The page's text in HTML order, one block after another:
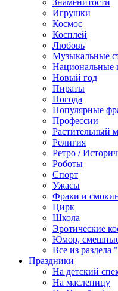
Знаменитости
Игрушки
Космос
Косплей
Любовь
Музыкальные
Национальные
Новый год
Пираты
Погода
Популярные
Профессии
Растительный
Религия
Ретро /
Роботы
Спорт
Ужасы
Фраки и
Цирк
Школа
Эротические
Юмор,
Все из
Праздники
На детский
На масленицу